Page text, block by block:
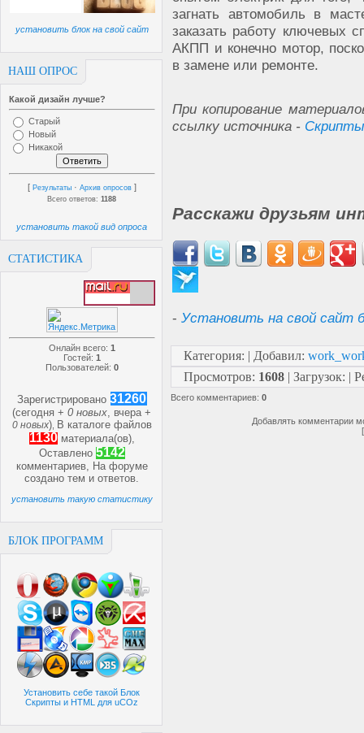
установить блок на свой сайт
НАШ ОПРОС
Какой дизайн лучше?
Старый
Новый
Никакой
[ Результаты · Архив опросов ]
Всего ответов:1188
установить такой вид опроса
СТАТИСТИКА
Онлайн всего: 1
Гостей: 1
Пользователей: 0
Зарегистрировано 31260
(сегодня +0 новых, вчера +
0 новых) В каталоге файлов
1130 материала(ов),
Оставлено 5142
комментариев, На форуме
созданотем иответов.
установить такую статистику
БЛОК ПРОГРАММ
Установить себе такой Блок
Скрипты и HTML для uCOz
загнать автомобиль в
заказать работу ключевых
АКПП и конечно мотор,
в замене или ремонте.
При копирование
ссылку источника -
Расскажи друзьям
- Установить на свой сайт
Категория: | Добавил:
Просмотров: 1608 | Загрузок: |
Всего комментариев: 0
Добавлять комментарии